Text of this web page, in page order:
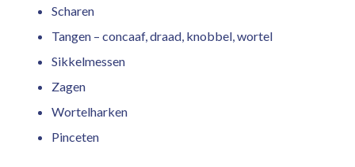
Scharen
Tangen – concaaf, draad, knobbel, wortel
Sikkelmessen
Zagen
Wortelharken
Pinceten